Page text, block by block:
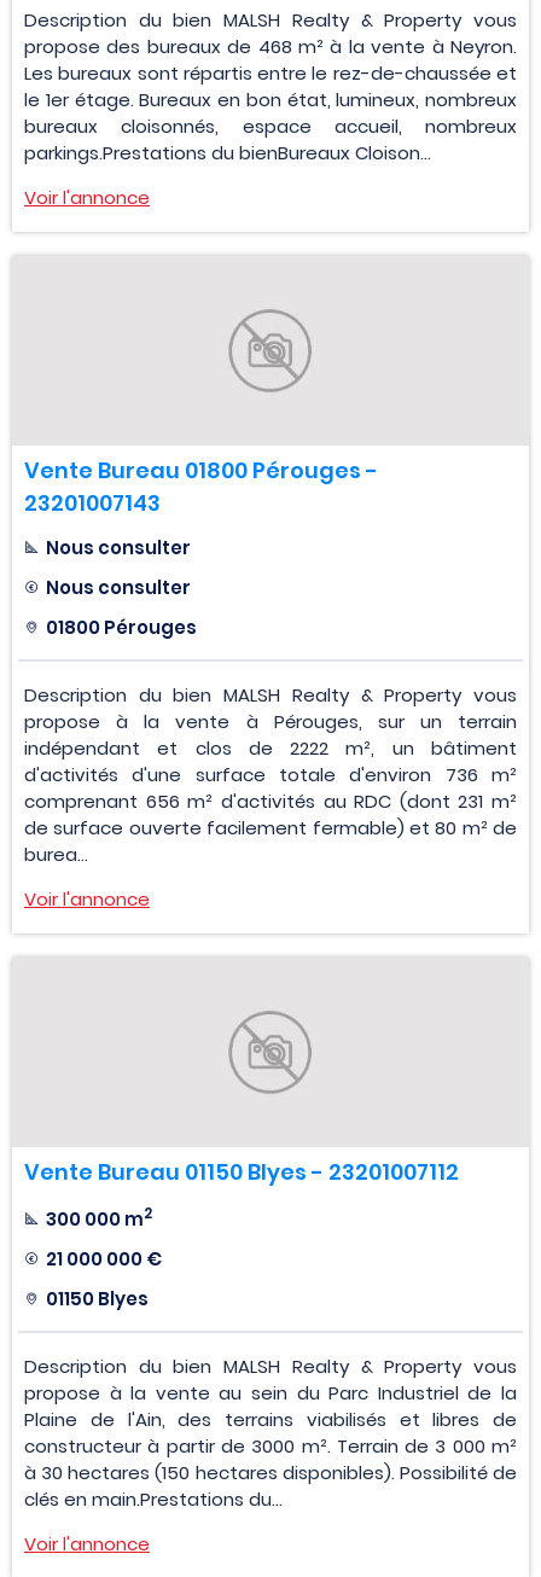
Description du bien MALSH Realty & Property vous
propose des bureaux de 468 m² à la vente à Neyron.
Les bureaux sont répartis entre le rez-de-chaussée et
le 1er étage. Bureaux en bon état, lumineux, nombreux
bureaux cloisonnés, espace accueil, nombreux
parkings.Prestations du bienBureaux Cloison...
Voir l'annonce
Vente Bureau 01800 Pérouges -
23201007143
Nous consulter
Nous consulter
01800 Pérouges
Description du bien MALSH Realty & Property vous
propose à la vente à Pérouges, sur un terrain
indépendant et clos de 2222 m², un bâtiment
d'activités d'une surface totale d'environ 736 m²
comprenant 656 m² d'activités au RDC (dont 231 m²
de surface ouverte facilement fermable) et 80 m² de
burea...
Voir l'annonce
Vente Bureau 01150 Blyes - 23201007112
300 000 m2
21 000 000 €
01150 Blyes
Description du bien MALSH Realty & Property vous
propose à la vente au sein du Parc Industriel de la
Plaine de l'Ain, des terrains viabilisés et libres de
constructeur à partir de 3000 m². Terrain de 3 000 m²
à 30 hectares (150 hectares disponibles). Possibilité de
clés en main.Prestations du...
Voir l'annonce